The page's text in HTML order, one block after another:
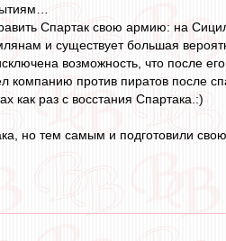
Спартак свою армию: на
и существует большая
возможность, что после
против пиратов после
как раз с восстания Спартака.:)
но тем самым и подготовили